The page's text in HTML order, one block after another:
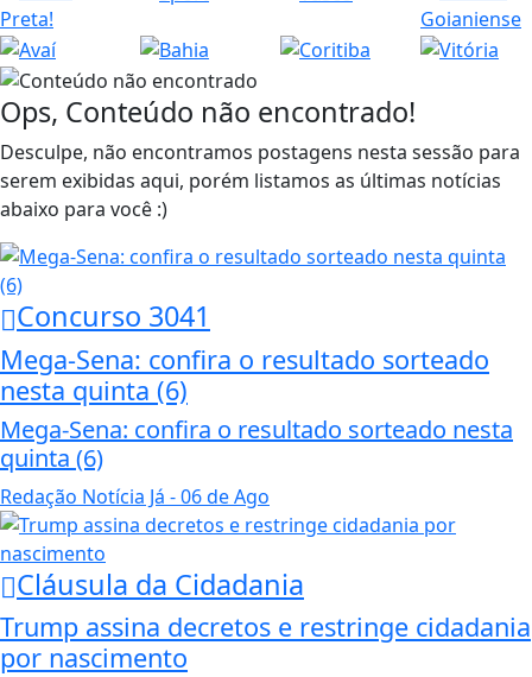
Ops, Conteúdo não encontrado!
Desculpe, não encontramos postagens nesta sessão para
serem exibidas aqui, porém listamos as últimas notícias
abaixo para você :)
Concurso 3041
Mega-Sena: confira o resultado sorteado
nesta quinta (6)
Mega-Sena: confira o resultado sorteado nesta
quinta (6)
Redação Notícia Já - 06 de Ago
Cláusula da Cidadania
Trump assina decretos e restringe cidadania
por nascimento